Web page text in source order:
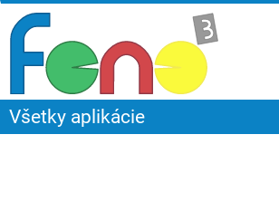
Všetky aplikácie